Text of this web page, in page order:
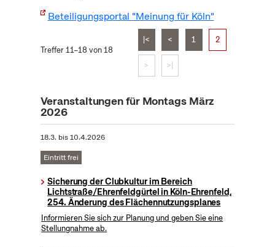
Beteiligungsportal "Meinung für Köln"
Treffer 11–18 von 18
|< < 1 2
> >|
Veranstaltungen für Montags März
2026
18.3. bis10.4.2026
Eintritt frei
Sicherung der Clubkultur im Bereich
Lichtstraße/Ehrenfeldgürtel in Köln-Ehrenfeld,
254. Änderung des Flächennutzungsplanes
Informieren Sie sich zur Planung und geben Sie eine
Stellungnahme ab.